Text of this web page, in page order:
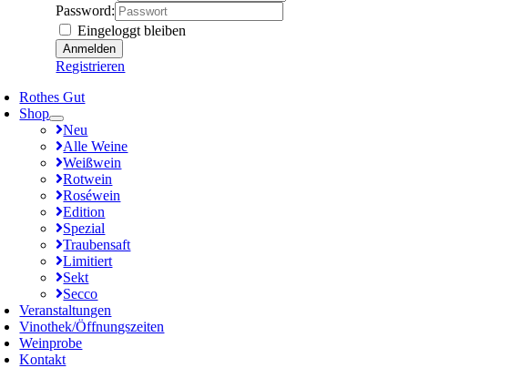
Password:
Eingeloggt bleiben
Registrieren
Rothes Gut
Shop
Neu
Alle Weine
Weißwein
Rotwein
Roséwein
Edition
Spezial
Traubensaft
Limitiert
Sekt
Secco
Veranstaltungen
Vinothek/Öffnungszeiten
Weinprobe
Kontakt